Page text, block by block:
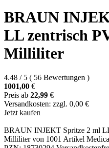
BRAUN
LL zentrisch
Milliliter
4.48 / 5 ( 56 Bewertungen )
1001,00 €
Preis ab 22,99 €
Versandkosten: zzgl. 0,00 €
Jetzt kaufen
BRAUN INJEKT Spritze 2 ml
Milliliter von 1001 Artikel